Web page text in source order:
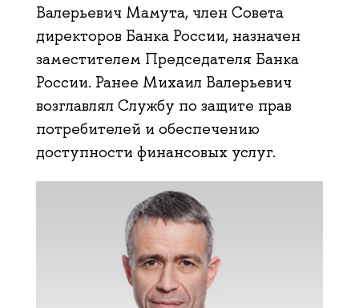
Валерьевич Мамута, член Совета
директоров Банка России, назначен
заместителем Председателя Банка
России. Ранее Михаил Валерьевич
возглавлял Службу по защите прав
потребителей и обеспечению
доступности финансовых услуг.